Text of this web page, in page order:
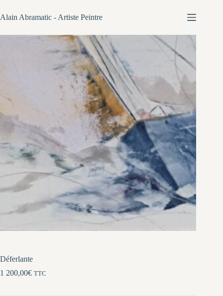
au
contenu
Alain Abramatic - Artiste Peintre
Déferlante
1 200,00€ TTC